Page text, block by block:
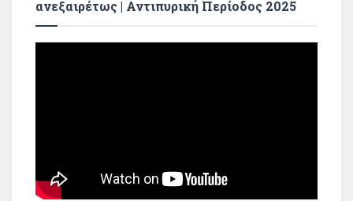
ανεξαιρέτως | Αντιπυρική Περίοδος 2025